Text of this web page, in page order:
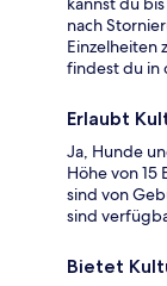
nach
Einzelheiten
findest du in
Erlaubt
Ja, Hunde
Höhe von 15
sind von
sind
Bietet